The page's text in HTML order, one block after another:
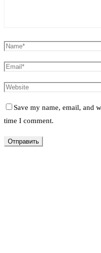
Save my name, email, and
time I comment.